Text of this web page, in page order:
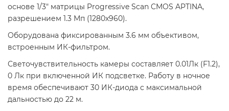
основе 1/3" матрицы Progressive Scan CMOS APTINA,
разрешением 1.3 Мп (1280х960).
Оборудована фиксированным 3.6 мм объективом,
встроенным ИК-фильтром.
Светочувствительность камеры составляет 0.01Лк (F1.2),
0 Лк при включенной ИК подсветке. Работу в ночное
время обеспечивают 30 ИК-диода с максимальной
дальностью до 22 м.